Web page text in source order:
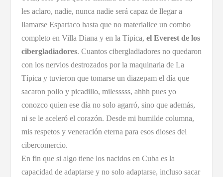
les aclaro, nadie, nunca nadie será capaz de llegar a
llamarse Espartaco hasta que no materialice un combo
completo en Villa Diana y en la Típica, el Everest de los
cibergladiadores. Cuantos cibergladiadores no quedaron
con los nervios destrozados por la maquinaria de La
Típica y tuvieron que tomarse un diazepam el día que
sacaron pollo y picadillo, milesssss, ahhh pues yo
conozco quien ese día no solo agarró, sino que además,
ni se le aceleró el corazón. Desde mi humilde columna,
mis respetos y veneración eterna para esos dioses del
cibercomercio.
En fin que si algo tiene los nacidos en Cuba es la
capacidad de adaptarse y no solo adaptarse, incluso sacar